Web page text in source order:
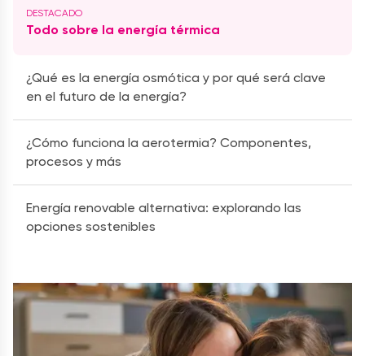
Todo sobre la energía térmica
¿Qué es la energía osmótica y por qué será clave
en el futuro de la energía?
¿Cómo funciona la aerotermia? Componentes,
procesos y más
Energía renovable alternativa: explorando las
opciones sostenibles